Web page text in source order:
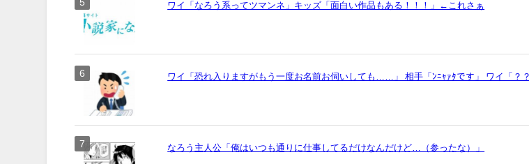
ワイ「なろう系ってツマンネ」キッズ「面白い作品もある！！！」←これさぁ
ワイ「恐れ入りますがもう一度お名前お伺いしても……」 相手「ﾝﾆｬｧﾀです」 ワイ「？？
なろう主人公「俺はいつも通りに仕事してるだけなんだけど…（参ったな）」